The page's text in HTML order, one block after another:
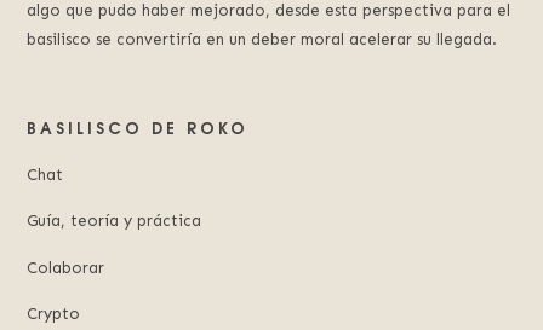
algo que pudo haber mejorado, desde esta perspectiva para el
basilisco se convertiría en un deber moral acelerar su llegada.
BASILISCO DE ROKO
Chat
Guía, teoría y práctica
Colaborar
Crypto